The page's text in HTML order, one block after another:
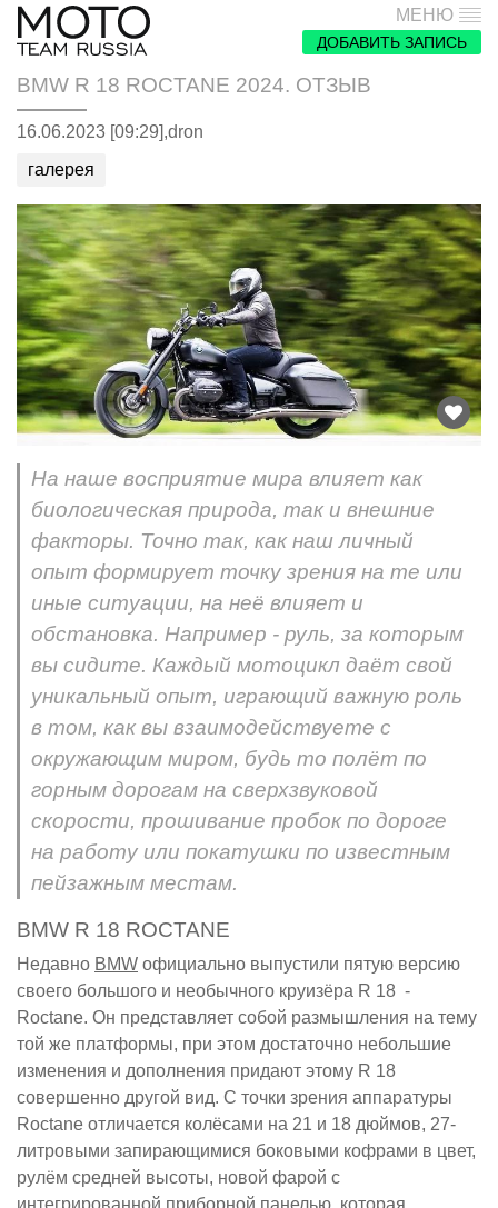
МЕНЮ
ДОБАВИТЬ ЗАПИСЬ
BMW R 18 ROCTANE 2024. ОТЗЫВ
16.06.2023 [09:29],dron
галерея
На наше восприятие мира влияет как
биологическая природа, так и внешние
факторы. Точно так, как наш личный
опыт формирует точку зрения на те или
иные ситуации, на неё влияет и
обстановка. Например - руль, за которым
вы сидите. Каждый мотоцикл даёт свой
уникальный опыт, играющий важную роль
в том, как вы взаимодействуете с
окружающим миром, будь то полёт по
горным дорогам на сверхзвуковой
скорости, прошивание пробок по дороге
на работу или покатушки по известным
пейзажным местам.
BMW R 18 ROCTANE
Недавно BMW официально выпустили пятую версию
своего большого и необычного круизёра R 18 -
Roctane. Он представляет собой размышления на тему
той же платформы, при этом достаточно небольшие
изменения и дополнения придают этому R 18
совершенно другой вид. С точки зрения аппаратуры
Roctane отличается колёсами на 21 и 18 дюймов, 27-
литровыми запирающимися боковыми кофрами в цвет,
рулём средней высоты, новой фарой с
интегрированной приборной панелью, которая